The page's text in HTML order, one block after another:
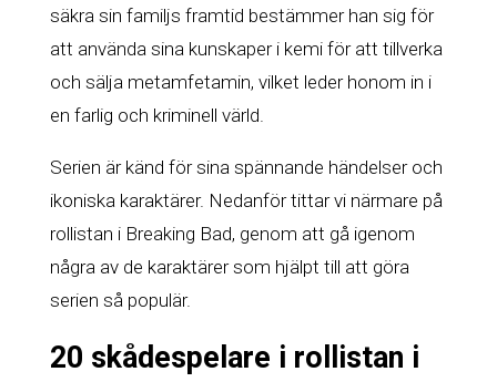
säkra sin familjs framtid bestämmer han sig för
att använda sina kunskaper i kemi för att tillverka
och sälja metamfetamin, vilket leder honom in i
en farlig och kriminell värld.
Serien är känd för sina spännande händelser och
ikoniska karaktärer. Nedanför tittar vi närmare på
rollistan i Breaking Bad, genom att gå igenom
några av de karaktärer som hjälpt till att göra
serien så populär.
20 skådespelare i rollistan i